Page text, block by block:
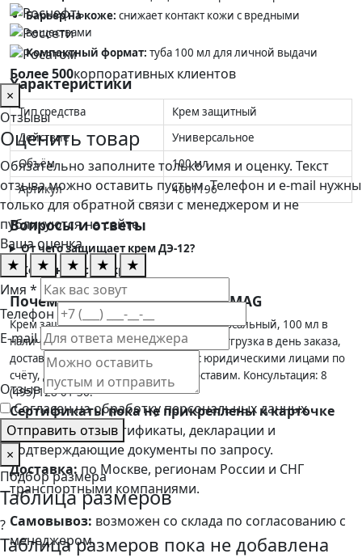
Барьер на коже: снижает контакт кожи с вредными
веществами
Компактный формат: туба 100 мл для личной выдачи
Характеристики
Тип средства
Крем защитный
Действие
Универсальное
Объём
100 мл
Артикул
4001196
Вопросы и ответы
От чего защищает крем ДЭ-12?
Когда наносить крем?
Почему выгодно купить в SIZMAG
Крем защитный АРМАКОН™ ДЭ-12 универсальный, 100 мл в
наличии на складе SIZMAG в Москве — отгрузка в день заказа,
доставка по всей России. Работаем с юридическими лицами по
счёту, документы для закупок предоставим. Консультация: 8
(495) 128-01-36.
Сертификаты пока не прикреплены к карточке
Предоставим сертификаты, декларации и
подтверждающие документы по запросу.
Доставка: по Москве, регионам России и СНГ
транспортными компаниями.
Самовывоз: возможен со склада по согласованию с
менеджером.
Более 500корпоративных клиентов
×
Отзывы
Оценить товар
Обязательно заполните только имя и оценку. Текст
отзыва можно оставить пустым. Телефон и e-mail нужны
только для обратной связи с менеджером и не
публикуются на сайте.
Ваша оценка
★
★ ★ ★
★
Имя *
Телефон
E-mail
Отзыв
Согласен на обработку персональных данных
Отправить отзыв
×
Подбор размера
Таблица размеров
?
Таблица размеров пока не добавлена